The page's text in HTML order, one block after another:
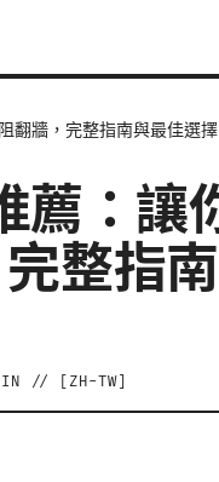
翻牆，完整指南與最佳選擇
：讓
整指
// [ ZH-TW